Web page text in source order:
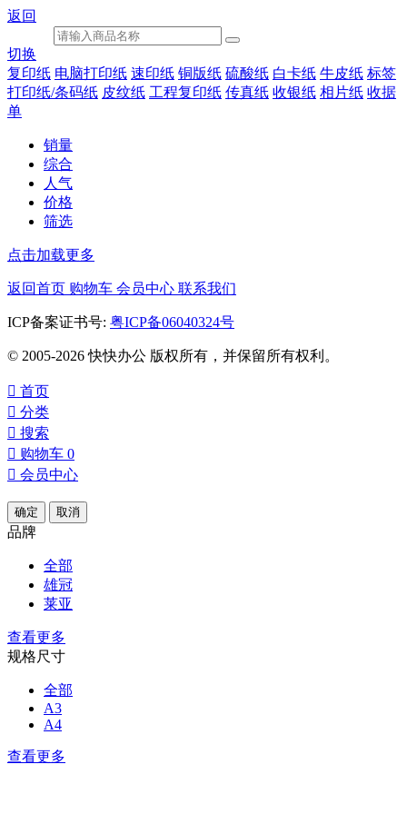
返回
切换
复印纸 电脑打印纸 速印纸 铜版纸 硫酸纸 白卡纸 牛皮纸 标签
打印纸/条码纸 皮纹纸 工程复印纸 传真纸 收银纸 相片纸 收据
单
销量
综合
人气
价格
筛选
点击加载更多
返回首页 购物车 会员中心 联系我们
ICP备案证书号: 粤ICP备06040324号
© 2005-2026 快快办公 版权所有，并保留所有权利。
 首页
 分类
 搜索
 购物车 0
 会员中心
确定 取消
品牌
全部
雄冠
莱亚
查看更多
规格尺寸
全部
A3
A4
查看更多